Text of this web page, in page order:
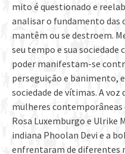
mito é questionado e
analisar o fundamento das
mantêm ou se destroem.
seu tempo e sua sociedade
poder manifestam-se
perseguição e banimento,
sociedade de vítimas. A voz
mulheres
Rosa Luxemburgo e Ulrike
indiana Phoolan Devi e a
enfrentaram de diferentes